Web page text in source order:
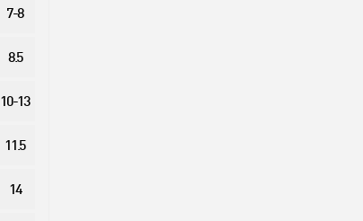
7-8
8.5
10-13
11.5
14